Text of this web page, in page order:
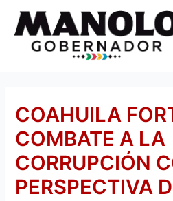
contenido
COAHUILA
COMBATE A LA
CORRUPCIÓN
PERSPECTIVA
de
entradas